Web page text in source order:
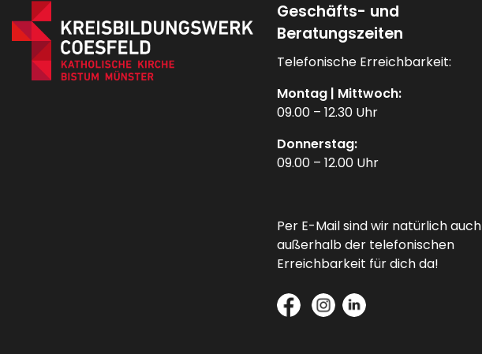
Geschäfts- und
Beratungszeiten
Telefonische Erreichbarkeit:
Montag | Mittwoch:
09.00 – 12.30 Uhr
Donnerstag:
09.00 – 12.00 Uhr
Per E-Mail sind wir natürlich auch
außerhalb der telefonischen
Erreichbarkeit für dich da!